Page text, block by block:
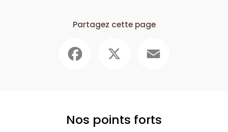
Partagez cette page
Nos points forts